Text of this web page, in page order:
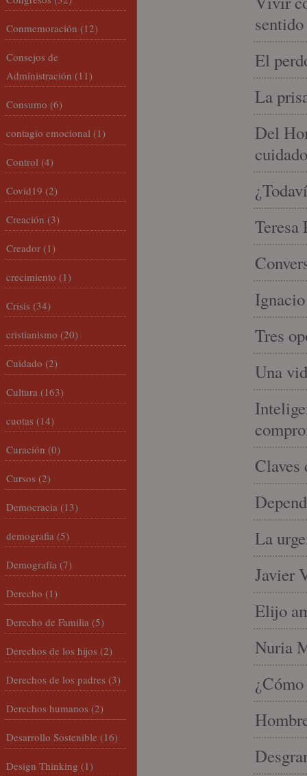
El
La
Del
cuidado
Teresa
Tres
Una
Claves
La
Javier
Elijo
Nuria
Conmemoración (12)
Consejos de
Administración (11)
Consumo (6)
contagio emocional (1)
Control (4)
Covid19 (2)
Creación (3)
Creador (1)
crecimiento (1)
Crisis (34)
cristianismo (20)
Cuidado (2)
Cultura (163)
cuotas (14)
Curación (0)
Cursos (2)
Democracia (13)
demografia (5)
Demografía (7)
Derecho (1)
Derecho de Familia (5)
Derechos de los hijos (2)
Derechos de los padres (3)
Derechos humanos (2)
Desarrollo Sostenible (16)
Design Thinking (1)